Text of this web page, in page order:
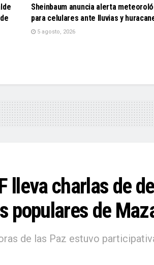
Sheinbaum anuncia alerta
para celulares ante lluvias y
5 agosto, 2026
lleva charlas de
populares de
de las Paz estuvo